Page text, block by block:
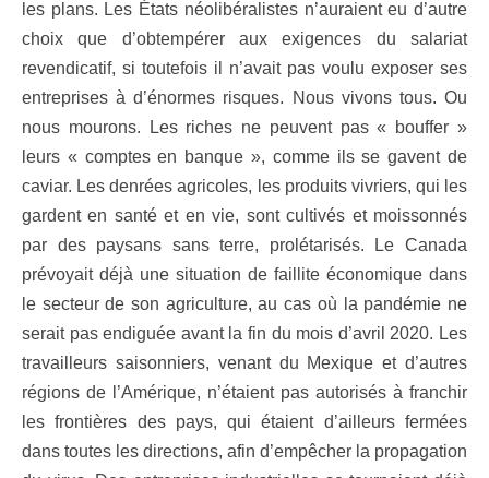
les plans. Les États néolibéralistes n’auraient eu d’autre
choix que d’obtempérer aux exigences du salariat
revendicatif, si toutefois il n’avait pas voulu exposer ses
entreprises à d’énormes risques. Nous vivons tous. Ou
nous mourons. Les riches ne peuvent pas « bouffer »
leurs « comptes en banque », comme ils se gavent de
caviar. Les denrées agricoles, les produits vivriers, qui les
gardent en santé et en vie, sont cultivés et moissonnés
par des paysans sans terre, prolétarisés. Le Canada
prévoyait déjà une situation de faillite économique dans
le secteur de son agriculture, au cas où la pandémie ne
serait pas endiguée avant la fin du mois d’avril 2020. Les
travailleurs saisonniers, venant du Mexique et d’autres
régions de l’Amérique, n’étaient pas autorisés à franchir
les frontières des pays, qui étaient d’ailleurs fermées
dans toutes les directions, afin d’empêcher la propagation